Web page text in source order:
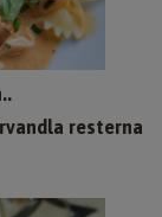
resterna